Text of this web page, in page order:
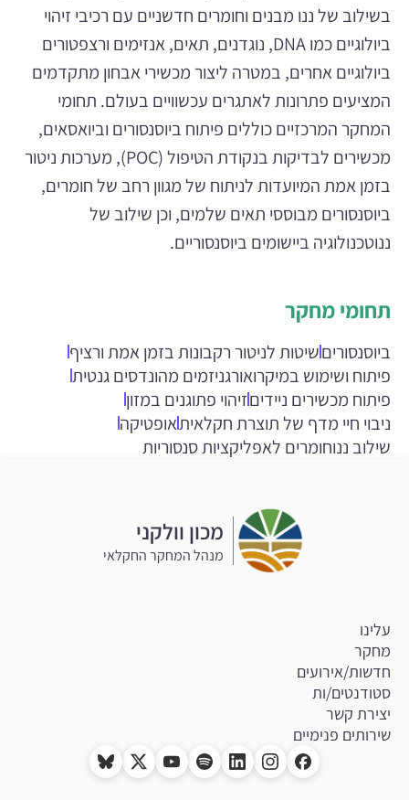
בשילוב של ננו מבנים וחומרים חדשניים עם רכיבי זיהוי
ביולוגיים כמו DNA, נוגדנים, תאים, אנזימים ורצפטורים
ביולוגיים אחרים, במטרה ליצור מכשירי אבחון מתקדמים
המציעים פתרונות לאתגרים עכשוויים בעולם. תחומי
המחקר המרכזיים כוללים פיתוח ביוסנסורים וביואסאים,
מכשירים לבדיקות בנקודת הטיפול (POC), מערכות ניטור
בזמן אמת המיועדות לניתוח של מגוון רחב של חומרים,
ביוסנסורים מבוססי תאים שלמים, וכן שילוב של
ננוטכנולוגיה ביישומים ביוסנסוריים.
תחומי מחקר
ביוסנסוריםשיטות לניטור רקבונות בזמן אמת ורציף
פיתוח ושימוש במיקרואורגניזמים מהונדסים גנטית
פיתוח מכשירים ניידיםזיהוי פתוגנים במזון
ניבוי חיי מדף של תוצרת חקלאיתאופטיקה
שילוב ננוחומרים לאפליקציות סנסוריות
מכון וולקני
מנהל המחקר החקלאי
עלינו
מחקר
חדשות/אירועים
סטודנטים/ות
יצירת קשר
שירותים פנימיים